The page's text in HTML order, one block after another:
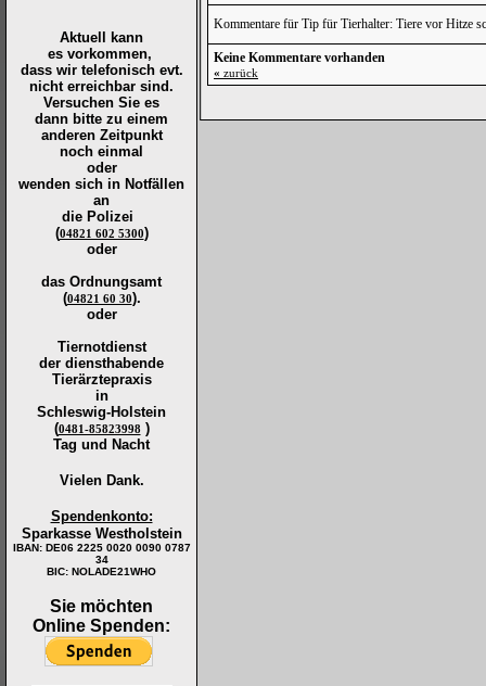
Aktuell kann
es vorkommen,
dass wir telefonisch evt.
nicht erreichbar sind.
Versuchen Sie es
dann bitte zu einem
anderen Zeitpunkt
noch einmal
oder
wenden sich in Notfällen
an
die Polizei
(04821 602 5300)
oder
das Ordnungsamt
(04821 60 30).
oder
Tiernotdienst
der diensthabende
Tierärztepraxis
in
Schleswig-Holstein
(0481-85823998 )
Tag und Nacht
Vielen Dank.
Spendenkonto:
Sparkasse Westholstein
IBAN: DE06 2225 0020 0090 0787
34
BIC: NOLADE21WHO
Sie möchten
Online Spenden:
Kommentare für Tip für Tierhalter: Tiere vor Hitze
Keine Kommentare vorhanden
« zurück